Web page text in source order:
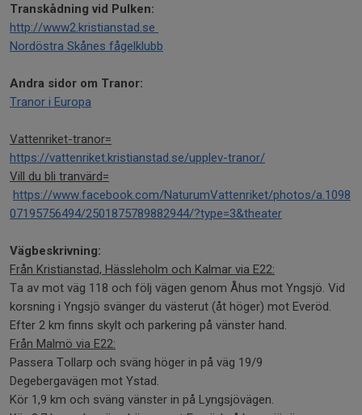
Transkådning vid Pulken:
http://www2.kristianstad.se
Nordöstra Skånes fågelklubb
Andra sidor om Tranor:
Tranor i Europa
Vattenriket-tranor=
https://vattenriket.kristianstad.se/upplev-tranor/
Vill du bli tranvärd=
https://www.facebook.com/NaturumVattenriket/photos/a.1098
07195756494/2501875789882944/?type=3&theater
Vägbeskrivning:
Från Kristianstad, Hässleholm och Kalmar via E22:
Ta av mot väg 118 och följ vägen genom Åhus mot Yngsjö. Vid
korsning i Yngsjö svänger du västerut (åt höger) mot Everöd.
Efter 2 km finns skylt och parkering på vänster hand.
Från Malmö via E22:
Passera Tollarp och sväng höger in på väg 19/9
Degebergavägen mot Ystad.
Kör 1,9 km och sväng vänster in på Lyngsjövägen.